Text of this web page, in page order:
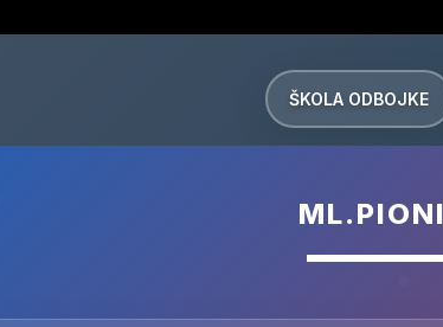
ŠKOLA ODBOJKE